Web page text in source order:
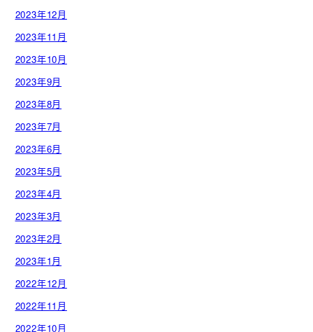
2023年12月
2023年11月
2023年10月
2023年9月
2023年8月
2023年7月
2023年6月
2023年5月
2023年4月
2023年3月
2023年2月
2023年1月
2022年12月
2022年11月
2022年10月